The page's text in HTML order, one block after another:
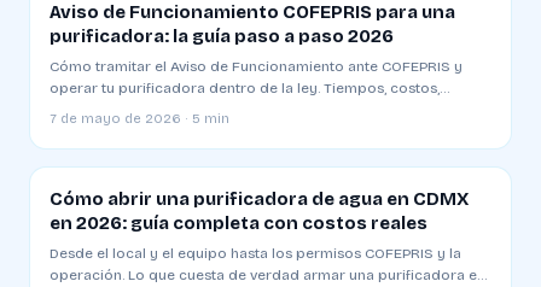
Aviso de Funcionamiento COFEPRIS para una
purificadora: la guía paso a paso 2026
Cómo tramitar el Aviso de Funcionamiento ante COFEPRIS y
operar tu purificadora dentro de la ley. Tiempos, costos,
formatos y los errores comunes que retrasan el trámite.
7 de mayo de 2026 · 5 min
Cómo abrir una purificadora de agua en CDMX
en 2026: guía completa con costos reales
Desde el local y el equipo hasta los permisos COFEPRIS y la
operación. Lo que cuesta de verdad armar una purificadora en